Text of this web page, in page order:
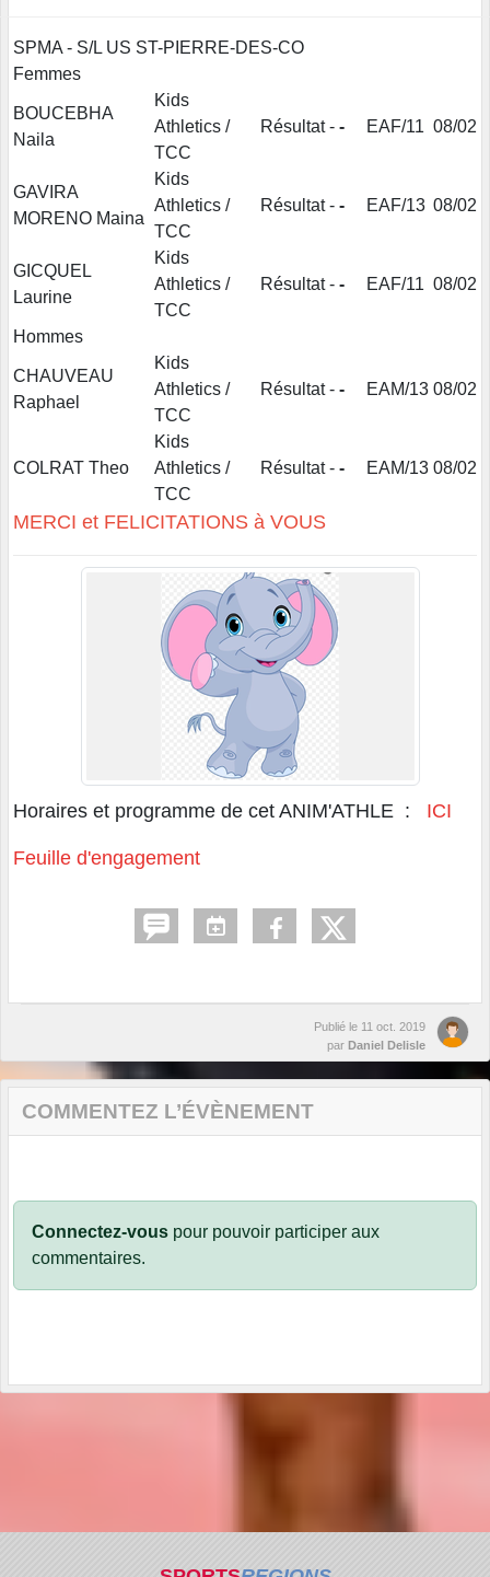
SPMA - S/L US ST-PIERRE-DES-CO
Femmes
BOUCEBHA
Naila
Kids
Athletics /
TCC
Résultat - - EAF/11 08/02
GAVIRA
MORENO Maina
Kids
Athletics /
TCC
Résultat - - EAF/13 08/02
GICQUEL
Laurine
Kids
Athletics /
TCC
Résultat - - EAF/11 08/02
Hommes
CHAUVEAU
Raphael
Kids
Athletics /
TCC
Résultat - - EAM/13 08/02
COLRAT Theo
Kids
Athletics /
TCC
Résultat - - EAM/13 08/02
MERCI et FELICITATIONS à VOUS
Horaires et programme de cet ANIM'ATHLE : ICI
Feuille d'engagement
Publié le 11 oct. 2019
par Daniel Delisle
COMMENTEZ L’ÉVÈNEMENT
Connectez-vous pour pouvoir participer aux
commentaires.